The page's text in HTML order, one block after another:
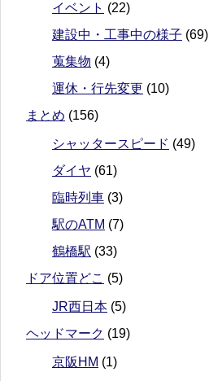
イベント (22)
建設中・工事中の様子 (69)
蒐集物 (4)
運休・行先変更 (10)
まとめ (156)
シャッタースピード (49)
ダイヤ (61)
臨時列車 (3)
駅のATM (7)
鶴橋駅 (33)
ドア位置どこ (5)
JR西日本 (5)
ヘッドマーク (19)
京阪HM (1)